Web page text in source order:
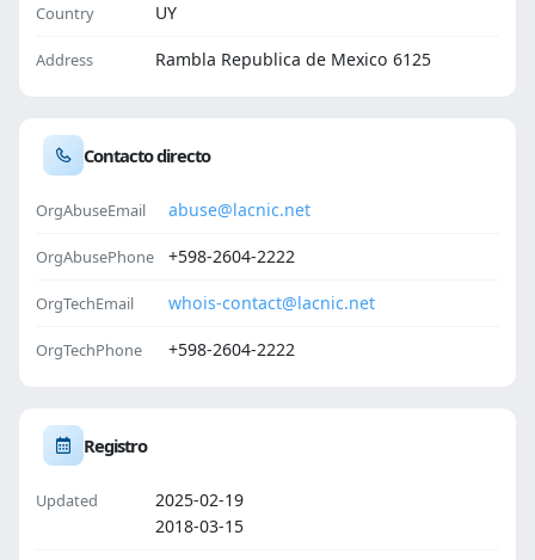
Country UY
Address Rambla Republica de Mexico 6125
Contacto directo
OrgAbuseEmail abuse@lacnic.net
OrgAbusePhone +598-2604-2222
OrgTechEmail whois-contact@lacnic.net
OrgTechPhone +598-2604-2222
Registro
Updated
2025-02-19
2018-03-15